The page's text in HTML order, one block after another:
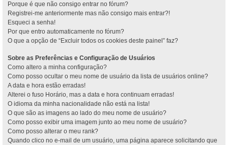
Porque é que não consigo entrar no fórum?
Registrei-me anteriormente mas não consigo mais entrar?!
Esqueci a senha!
Por que entro automaticamente no fórum?
O que a opção de “Excluir todos os cookies deste painel” faz?
Sobre as Preferências e Configuração de Usuários
Como altero a minha configuração?
Como posso ocultar o meu nome de usuário da lista de usuários online?
A data e hora estão erradas!
Alterei o fuso Horário, mas a data e hora continuam erradas!
O idioma da minha nacionalidade não está na lista!
O que são as imagens ao lado do meu nome de usuário?
Como posso exibir uma imagem junto ao meu nome de usuário?
Como posso alterar o meu rank?
Quando clico no e-mail de um usuário, uma página aparece solicitando que